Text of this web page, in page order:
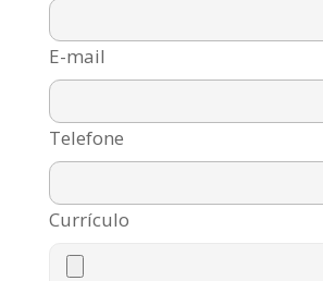
E-mail
Telefone
Currículo